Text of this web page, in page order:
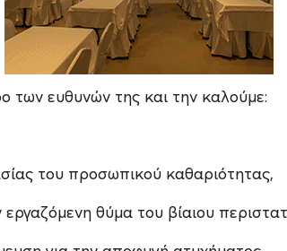
των ευθυνών της και την καλούμε:
του προσωπικού καθαριότητας,
θύμα του βίαιου